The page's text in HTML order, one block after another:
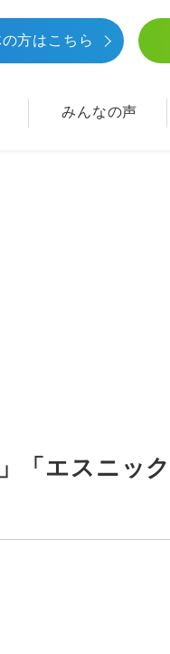
の方はこちら
みんなの声
「エスニック